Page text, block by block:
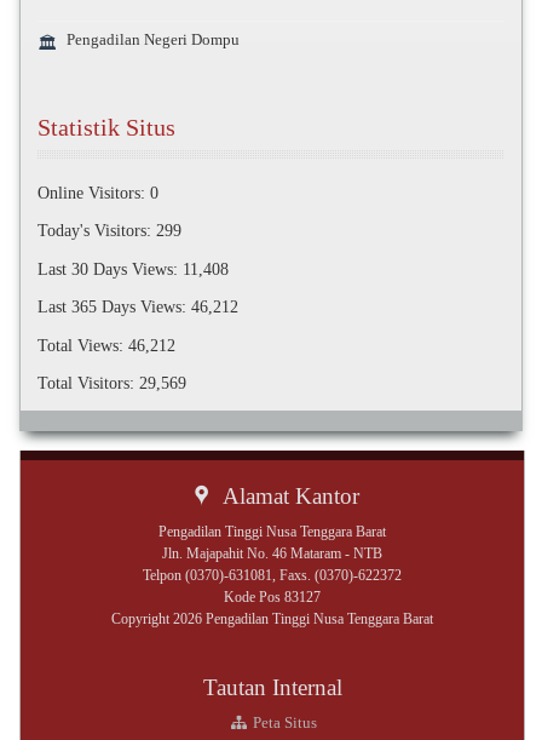
🏛️ Pengadilan Negeri Dompu
Statistik Situs
Online Visitors:0
Today's Visitors:299
Last 30 Days Views: 11,408
Last 365 Days Views:46,212
Total Views:46,212
Total Visitors: 29,569
Alamat Kantor
Pengadilan Tinggi Nusa Tenggara Barat
Jln. Majapahit No. 46 Mataram - NTB
Telpon (0370)-631081, Faxs. (0370)-622372
Kode Pos 83127
Copyright 2026 Pengadilan Tinggi Nusa Tenggara Barat
Tautan Internal
Peta Situs